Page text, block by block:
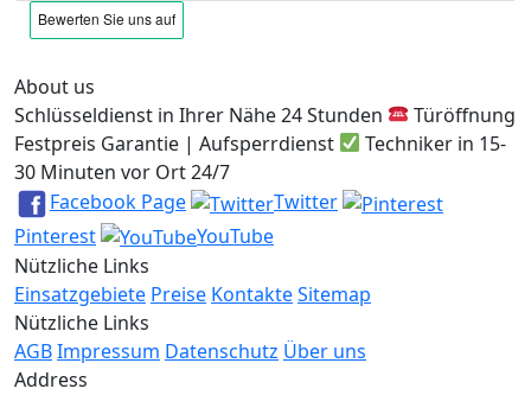
About us
Schlüsseldienst in Ihrer Nähe 24 Stunden
Türöffnung
Festpreis Garantie | Aufsperrdienst
Techniker in 15-
30 Minuten vor Ort 24/7
Facebook Page
Twitter
Pinterest
YouTube
Nützliche Links
Einsatzgebiete Preise KontakteSitemap
Nützliche Links
AGBImpressum Datenschutz Über uns
Address